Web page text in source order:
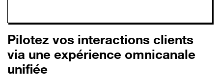
Pilotez vos interactions clients
via une expérience omnicanale
unifiée